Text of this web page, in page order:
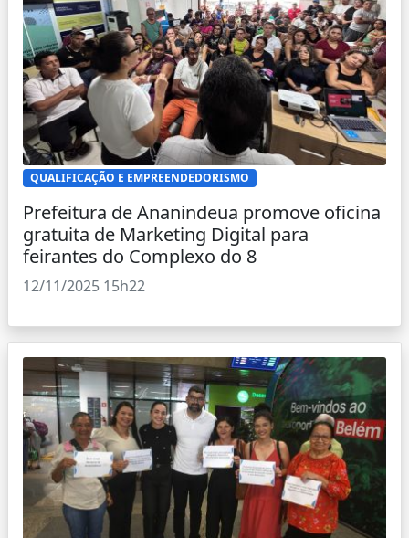
QUALIFICAÇÃO E EMPREENDEDORISMO
Prefeitura de Ananindeua promove oficina
gratuita de Marketing Digital para
feirantes do Complexo do 8
12/11/2025 15h22